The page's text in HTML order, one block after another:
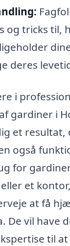
og tricks til,
deres
i
gardiner i
et resultat,
også
for
et
at få
De vil have
til